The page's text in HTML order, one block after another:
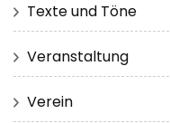
Texte und Töne
Veranstaltung
Verein